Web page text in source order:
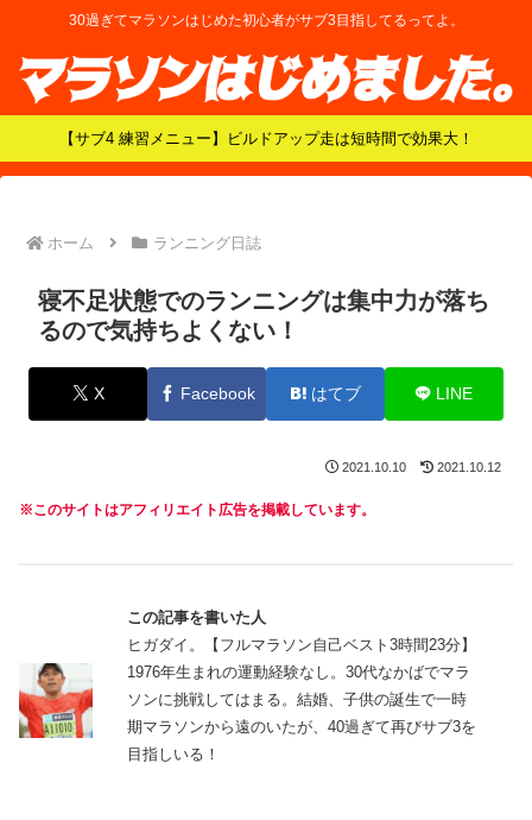
30過ぎてマラソンはじめた初心者がサブ3目指してるってよ。
【サブ4 練習メニュー】ビルドアップ走は短時間で効果大！
ホーム ランニング日誌
寝不足状態でのランニングは集中力が落ち
るので気持ちよくない！
X Facebook はてブ LINE
2021.10.10 2021.10.12
※このサイトはアフィリエイト広告を掲載しています。
この記事を書いた人
ヒガダイ。【フルマラソン自己ベスト3時間23分】
1976年生まれの運動経験なし。30代なかばでマラ
ソンに挑戦してはまる。結婚、子供の誕生で一時
期マラソンから遠のいたが、40過ぎて再びサブ3を
目指しいる！